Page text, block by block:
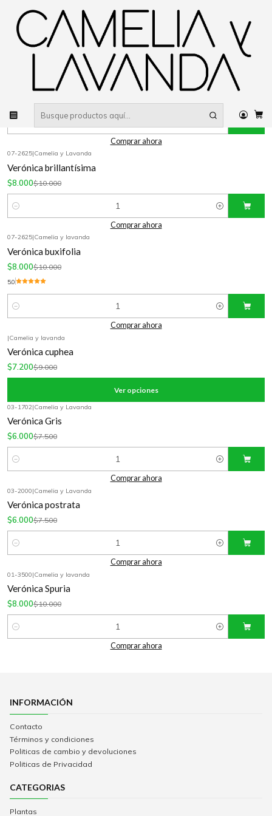
Inicio Planta Flores Verónicas
|Camelia y lavanda
Verónica andersonii
$10.000
Cantidad
Comprar ahora
07-2625|Camelia y Lavanda
Verónica brillantísima
$8.000$10.000
Cantidad
Comprar ahora
07-2625|Camelia y lavanda
Verónica buxifolia
$8.000$10.000
5.0
Cantidad
Comprar ahora
|Camelia y lavanda
Verónica cuphea
$7.200$9.000
Ver opciones
03-1702|Camelia y Lavanda
Verónica Gris
$6.000$7.500
Cantidad
Comprar ahora
03-2000|Camelia y Lavanda
Verónica postrata
$6.000$7.500
Cantidad
Comprar ahora
01-3500|Camelia y lavanda
Verónica Spuria
$8.000$10.000
Cantidad
Comprar ahora
INFORMACIÓN
Contacto
Términos y condiciones
Politicas de cambio y devoluciones
Politicas de Privacidad
CATEGORIAS
Plantas